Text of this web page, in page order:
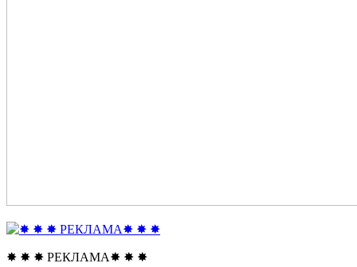
✸ ✸ ✸ РЕКЛАМА✸ ✸ ✸